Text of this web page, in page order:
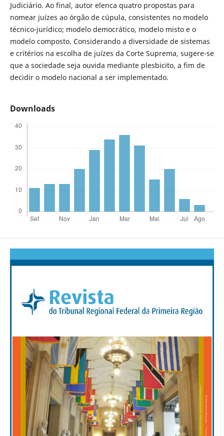
Judiciário. Ao final, autor elenca quatro propostas para
nomear juízes ao órgão de cúpula, consistentes no modelo
técnico-jurídico; modelo democrático, modelo misto e o
modelo composto. Considerando a diversidade de sistemas
e critérios na escolha de juízes da Corte Suprema, sugere-se
que a sociedade seja ouvida mediante plesbicito, a fim de
decidir o modelo nacional a ser implementado.
Downloads